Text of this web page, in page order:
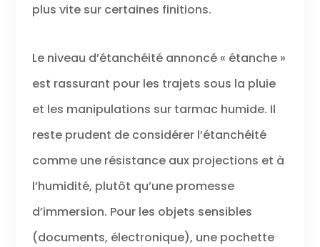
plus vite sur certaines finitions.
Le niveau d’étanchéité annoncé « étanche »
est rassurant pour les trajets sous la pluie
et les manipulations sur tarmac humide. Il
reste prudent de considérer l’étanchéité
comme une résistance aux projections et à
l’humidité, plutôt qu’une promesse
d’immersion. Pour les objets sensibles
(documents, électronique), une pochette